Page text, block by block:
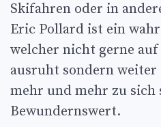
Skifahren oder in
Eric Pollard ist ein
welcher nicht gerne
ausruht sondern
mehr und mehr zu sich
Bewundernswert.